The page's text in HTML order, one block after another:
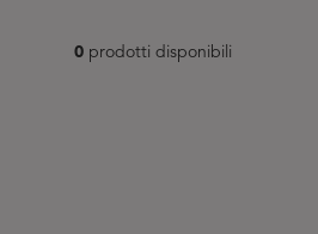
0 prodotti disponibili